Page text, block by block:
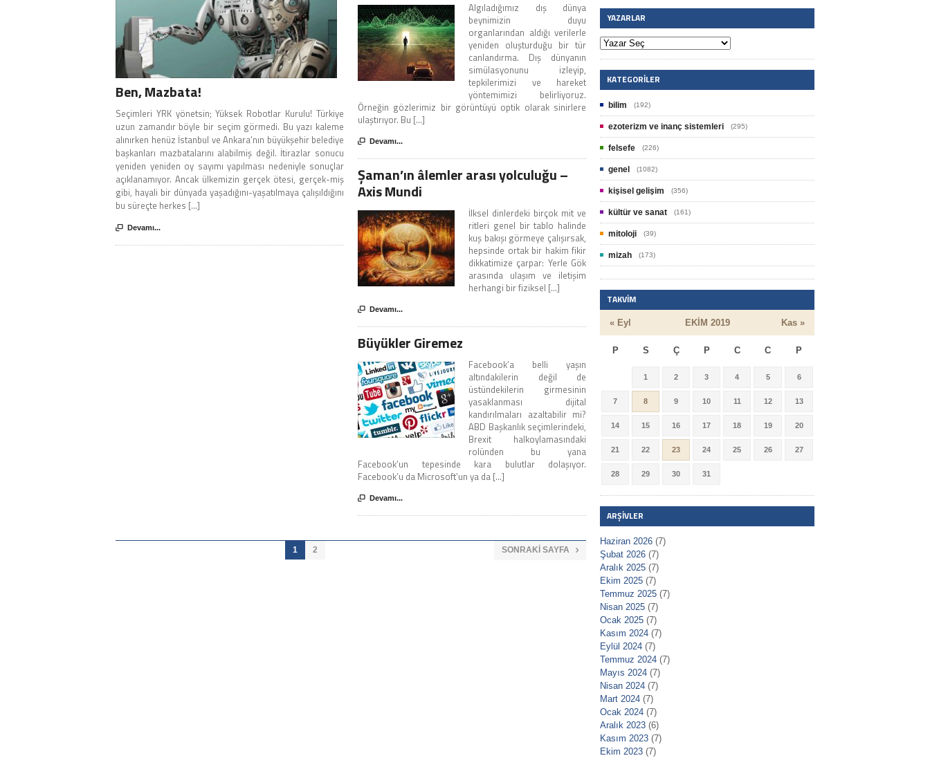
Ben, Mazbata!
Seçimleri YRK yönetsin; Yüksek Robotlar Kurulu! Türkiye
uzun zamandır böyle bir seçim görmedi. Bu yazı kaleme
alınırken henüz İstanbul ve Ankara’nın büyükşehir belediye
başkanları mazbatalarını alabilmiş değil. İtirazlar sonucu
yeniden yeniden oy sayımı yapılması nedeniyle sonuçlar
açıklanamıyor. Ancak ülkemizin gerçek ötesi, gerçek-miş
gibi, hayali bir dünyada yaşadığını-yaşatılmaya çalışıldığını
bu süreçte herkes [...]
 Devamı...
Algıladığımız dış dünya
beynimizin duyu
organlarından aldığı verilerle
yeniden oluşturduğu bir tür
canlandırma. Dış dünyanın
simülasyonunu izleyip,
tepkilerimizi ve hareket
yöntemimizi belirliyoruz.
Örneğin gözlerimiz bir görüntüyü optik olarak sinirlere
ulaştırıyor. Bu [...]
 Devamı...
Şaman’ın âlemler arası yolculuğu –
Axis Mundi
İlksel dinlerdeki birçok mit ve
ritleri genel bir tablo halinde
kuş bakışı görmeye çalışırsak,
hepsinde ortak bir hakim fikir
dikkatimize çarpar: Yerle Gök
arasında ulaşım ve iletişim
herhangi bir fiziksel [...]
 Devamı...
Büyükler Giremez
Facebook’a belli yaşın
altındakilerin değil de
üstündekilerin girmesinin
yasaklanması dijital
kandırılmaları azaltabilir mi?
ABD Başkanlık seçimlerindeki,
Brexit halkoylamasındaki
rolünden bu yana
Facebook’un tepesinde kara bulutlar dolaşıyor.
Facebook’u da Microsoft’un ya da [...]
 Devamı...
1 2 SONRAKI SAYFA 
YAZARLAR
KATEGORILER
bilim (192)
ezoterizm ve inanç sistemleri (295)
felsefe (226)
genel (1082)
kişisel gelişim (356)
kültür ve sanat (161)
mitoloji (39)
mizah (173)
TAKVIM
EKIM 2019
P S Ç P C C P
« Eyl Kas »
1 2 3 4 5 6
7 8 9 10 11 12 13
14 15 16 17 18 19 20
21 22 23 24 25 26 27
28 29 30 31
ARŞIVLER
Haziran 2026 (7)
Şubat 2026 (7)
Aralık 2025 (7)
Ekim 2025 (7)
Temmuz 2025 (7)
Nisan 2025 (7)
Ocak 2025 (7)
Kasım 2024 (7)
Eylül 2024 (7)
Temmuz 2024 (7)
Mayıs 2024 (7)
Nisan 2024 (7)
Mart 2024 (7)
Ocak 2024 (7)
Aralık 2023 (6)
Kasım 2023 (7)
Ekim 2023 (7)